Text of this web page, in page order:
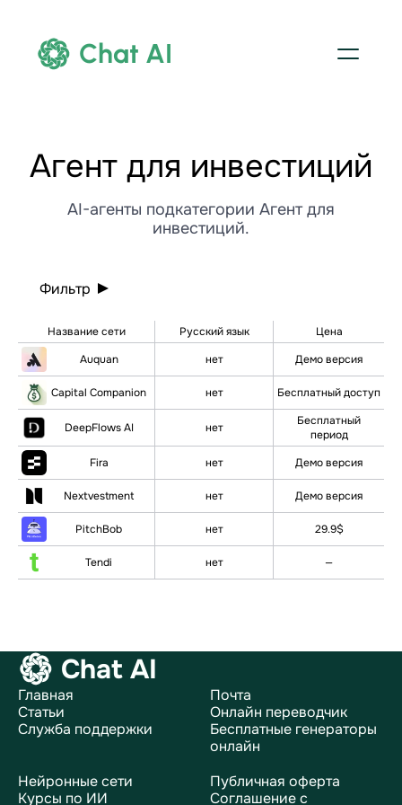
Chat AI
Агент для инвестиций
AI-агенты подкатегории Агент для
инвестиций.
Фильтр
Название сети Русский язык
Цена
Auquan
нет Демо версия
Capital Companion нет Бесплатный доступ
DeepFlows AI нет
Бесплатный
период
Fira
нет Демо версия
Nextvestment нет Демо версия
PitchBob нет 29.9$
Tendi нет —
Chat AI
Главная
Статьи
Служба поддержки
Почта
Онлайн переводчик
Бесплатные генераторы
онлайн
Нейронные сети
Курсы по ИИ
Публичная оферта
Соглашение с